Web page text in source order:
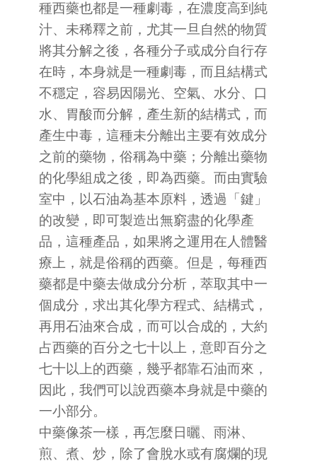
種西藥也都是一種劇毒，在濃度高到純
汁、未稀釋之前，尤其一旦自然的物質
將其分解之後，各種分子或成分自行存
在時，本身就是一種劇毒，而且結構式
不穩定，容易因陽光、空氣、水分、口
水、胃酸而分解，產生新的結構式，而
產生中毒，這種未分離出主要有效成分
之前的藥物，俗稱為中藥；分離出藥物
的化學組成之後，即為西藥。而由實驗
室中，以石油為基本原料，透過「鍵」
的改變，即可製造出無窮盡的化學產
品，這種產品，如果將之運用在人體醫
療上，就是俗稱的西藥。但是，每種西
藥都是中藥去做成分分析，萃取其中一
個成分，求出其化學方程式、結構式，
再用石油來合成，而可以合成的，大約
占西藥的百分之七十以上，意即百分之
七十以上的西藥，幾乎都靠石油而來，
因此，我們可以說西藥本身就是中藥的
一小部分。
中藥像茶一樣，再怎麼日曬、雨淋、
煎、煮、炒，除了會脫水或有腐爛的現